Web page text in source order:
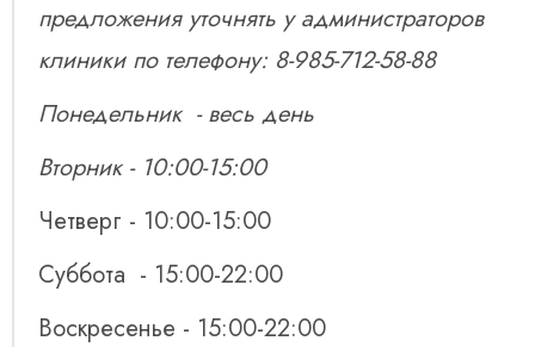
предложения уточнять у администраторов
клиники по телефону: 8-985-712-58-88
Понедельник - весь день
Вторник - 10:00-15:00
Четверг - 10:00-15:00
Суббота - 15:00-22:00
Воскресенье - 15:00-22:00